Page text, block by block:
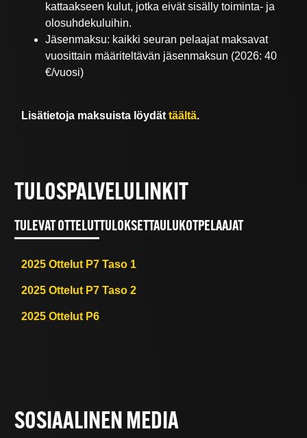
kattaakseen kulut, jotka eivät sisälly toiminta- ja
olosuhdekuluihin.
Jäsenmaksu: kaikki seuran pelaajat maksavat
vuosittain määriteltävän jäsenmaksun (2026: 40
€/vuosi)
Lisätietoja maksuista löydät täältä.
TULOSPALVELULINKIT
TULEVAT OTTELUTTULOKSETTAULUKOTPELAAJAT
2025 Ottelut P7 Taso 1
2025 Ottelut P7 Taso 2
2025 Ottelut P6
SOSIAALINEN MEDIA